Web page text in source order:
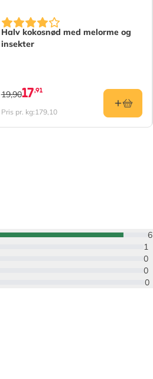
Halv kokosnød med melorme og
insekter
17,91
19,90
Pris pr. kg:179,10
6
1
0
0
0